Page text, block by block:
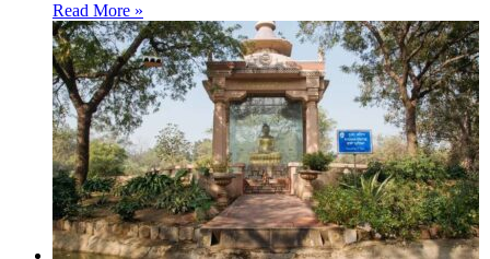
Read More »